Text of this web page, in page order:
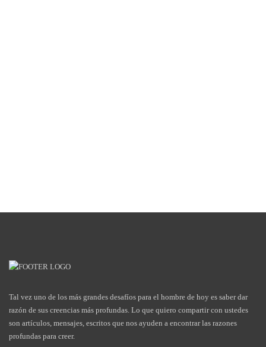
Tal vez uno de los más grandes desafíos para el hombre de hoy es saber dar
razón de sus creencias más profundas. Lo que quiero compartir con ustedes
son artículos, mensajes, escritos que nos ayuden a encontrar las razones
profundas para creer.